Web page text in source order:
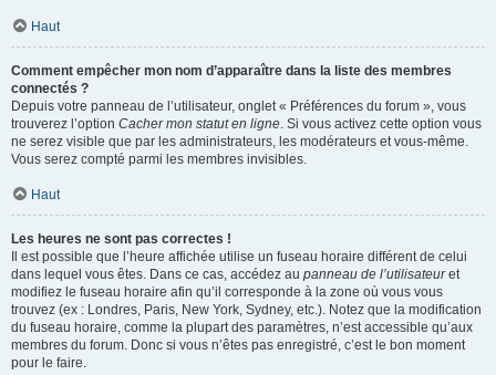
Haut
Comment empêcher mon nom d’apparaître dans la liste des membres
connectés ?
Depuis votre panneau de l’utilisateur, onglet « Préférences du forum », vous
trouverez l’option Cacher mon statut en ligne. Si vous activez cette option vous
ne serez visible que par les administrateurs, les modérateurs et vous-même.
Vous serez compté parmi les membres invisibles.
Haut
Les heures ne sont pas correctes !
Il est possible que l’heure affichée utilise un fuseau horaire différent de celui
dans lequel vous êtes. Dans ce cas, accédez au panneau de l’utilisateuret
modifiez le fuseau horaire afin qu’il corresponde à la zone où vous vous
trouvez (ex : Londres, Paris, New York, Sydney, etc.). Notez que la modification
du fuseau horaire, comme la plupart des paramètres, n’est accessible qu’aux
membres du forum. Donc si vous n’êtes pas enregistré, c’est le bon moment
pour le faire.